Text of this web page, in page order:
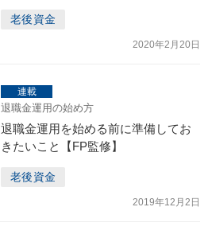
老後資金
2020年2月20日
連載
退職金運用の始め方
退職金運用を始める前に準備してお
きたいこと【FP監修】
老後資金
2019年12月2日